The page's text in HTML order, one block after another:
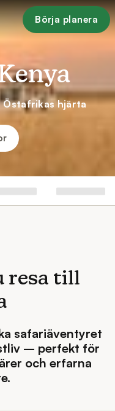
Börja planera
Östafrikas hjärta
resa till
safariäventyret
– perfekt för
och erfarna